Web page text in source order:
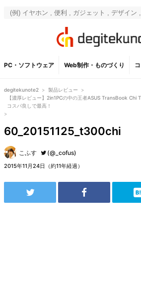
PC・ソフトウェア Web制作・ものづくり
degitekunote2 > 製品レビュー
>
【濃厚レビュー】2in1PCの中の王者ASUS TransBook Chi
コスパ良しで最高！
>
60_20151125_t300chi
こふす (@_cofus)
2015年11月24日（約11年経過）